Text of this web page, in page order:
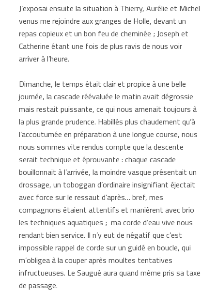
J’exposai ensuite la situation à Thierry, Aurélie et Michel
venus me rejoindre aux granges de Holle, devant un
repas copieux et un bon feu de cheminée ; Joseph et
Catherine étant une fois de plus ravis de nous voir
arriver à l’heure.
Dimanche, le temps était clair et propice à une belle
journée, la cascade réévaluée le matin avait dégrossie
mais restait puissante, ce qui nous amenait toujours à
la plus grande prudence. Habillés plus chaudement qu’à
l’accoutumée en préparation à une longue course, nous
nous sommes vite rendus compte que la descente
serait technique et éprouvante : chaque cascade
bouillonnait à l’arrivée, la moindre vasque présentait un
drossage, un toboggan d’ordinaire insignifiant éjectait
avec force sur le ressaut d’après… bref, mes
compagnons étaient attentifs et manièrent avec brio
les techniques aquatiques ; ma corde d’eau vive nous
rendant bien service. Il n’y eut de négatif que c’est
impossible rappel de corde sur un guidé en boucle, qui
m’obligea à la couper après moultes tentatives
infructueuses. Le Saugué aura quand même pris sa taxe
de passage.